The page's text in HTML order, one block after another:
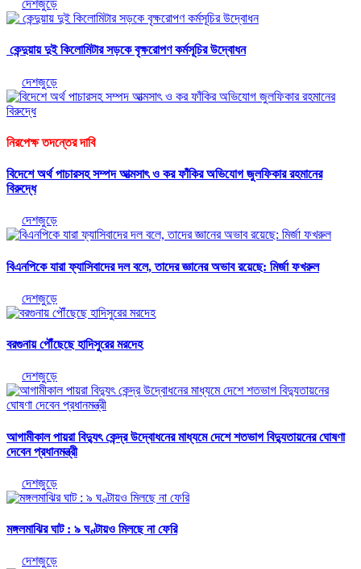
দেশজুড়ে
কেন্দুয়ায় দুই কিলোমিটার সড়কে বৃক্ষরোপণ কর্মসূচির উদ্বোধন
দেশজুড়ে
নিরপেক্ষ তদন্তের দাবি
বিদেশে অর্থ পাচারসহ সম্পদ আত্মসাৎ ও কর ফাঁকির অভিযোগ জুলফিকার রহমানের
বিরুদ্ধে
দেশজুড়ে
বিএনপিকে যারা ফ্যাসিবাদের দল বলে, তাদের জ্ঞানের অভাব রয়েছে: মির্জা ফখরুল
দেশজুড়ে
বরগুনায় পৌঁছেছে হাদিসুরের মরদেহ
দেশজুড়ে
আগামীকাল পায়রা বিদ্যুৎ কেন্দ্র উদ্বোধনের মাধ্যমে দেশে শতভাগ বিদ্যুতায়নের ঘোষণা
দেবেন প্রধানমন্ত্রী
দেশজুড়ে
মঙ্গলমাঝির ঘাট : ৯ ঘণ্টায়ও মিলছে না ফেরি
দেশজুড়ে